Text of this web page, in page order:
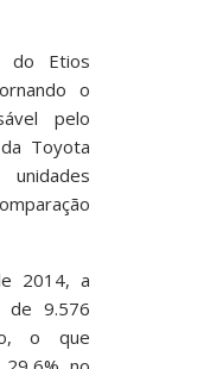
do Etios
o
pelo
Toyota
2014, a
de 9.576
o que